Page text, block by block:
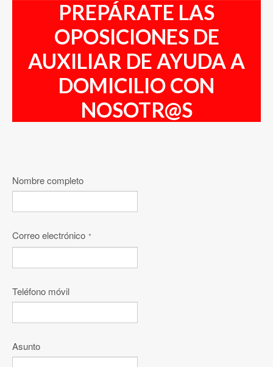
PREPÁRATE LAS
OPOSICIONES DE
AUXILIAR DE AYUDA A
DOMICILIO CON
NOSOTR@S
Nombre completo
Correo electrónico *
Teléfono móvil
Asunto